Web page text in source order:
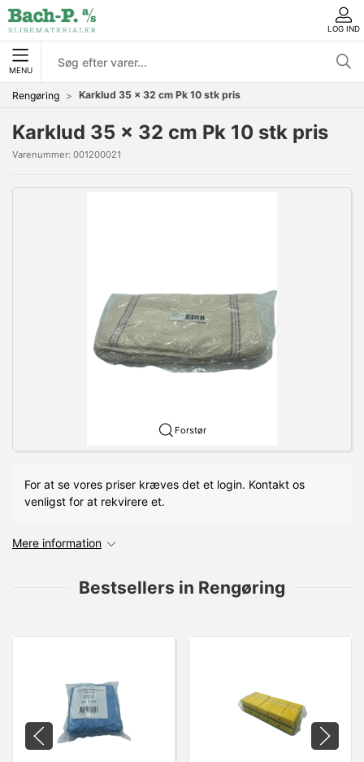
LOG IND
MENU
Rengøring Karklud 35 x 32 cm Pk 10 stk pris
Karklud 35 x 32 cm Pk 10 stk pris
Varenummer: 001200021
Forstør
For at se vores priser kræves det et login. Kontakt os
venligst for at rekvirere et.
Mere information
Bestsellers in Rengøring